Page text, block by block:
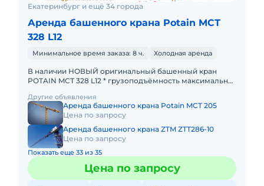
Екатеринбург и ещё 34 города
Аренда башенного крана Potain MCТ
328 L12
Минимальное время заказа: 8 ч. Холодная аренда
В наличии НОВЫЙ оригинальный башенный кран
POTAIN MCТ 328 L12 * грузоподъёмность максимальная
грузоподъ
Другие объявления
Аренда башенного крана Potain MCT 205
Цена по запросу
Аренда башенного крана ZTM ZTT286-10
Цена по запросу
Показать еще 33 из 35
Цена по запросу